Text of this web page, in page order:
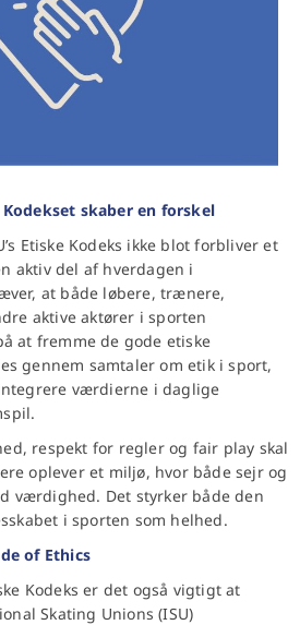
skaber en forskel
Etiske Kodeks ikke blot forbliver et
aktiv del af hverdagen i
at både løbere, trænere,
aktive aktører i sporten
at fremme de gode etiske
gennem samtaler om etik i sport,
værdierne i daglige
respekt for regler og fair play skal
oplever et miljø, hvor både sejr og
værdighed. Det styrker både den
i sporten som helhed.
of Ethics
Kodeks er det også vigtigt at
Skating Unions (ISU)